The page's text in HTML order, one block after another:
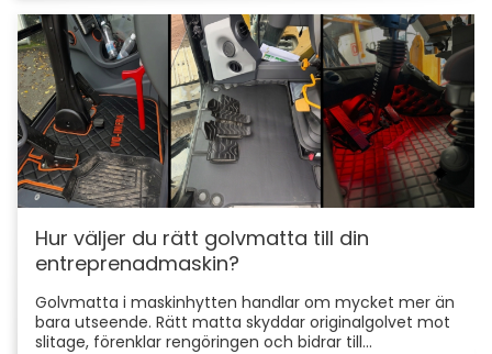
Hur väljer du rätt golvmatta till din
entreprenadmaskin?
Golvmatta i maskinhytten handlar om mycket mer än
bara utseende. Rätt matta skyddar originalgolvet mot
slitage, förenklar rengöringen och bidrar till...